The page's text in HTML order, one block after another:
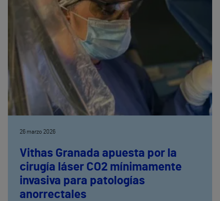
forma significativa la funcionalidad y la calidad de
vida de los pacientes
26 marzo 2026
Vithas Granada apuesta por la
cirugía láser CO2 mínimamente
invasiva para patologías
anorrectales